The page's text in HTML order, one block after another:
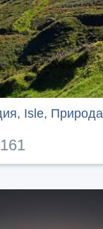
Isle,
161